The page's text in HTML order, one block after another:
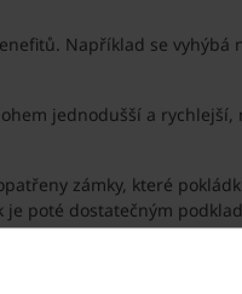
Například se vyhýbá
jednodušší a
zámky, které
poté dostatečným